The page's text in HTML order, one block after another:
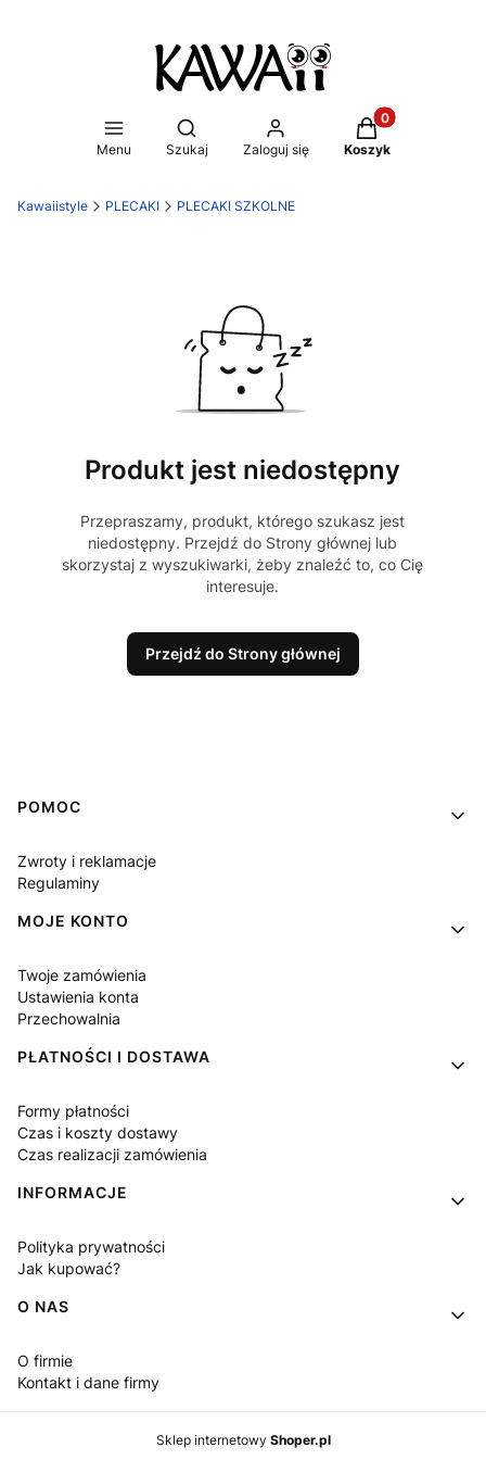
Menu
Otwórz wyszukiwarkę
Szukaj Zaloguj się
Produkty w
Koszyk
Kawaiistyle PLECAKI PLECAKI SZKOLNE
Produkt jest niedostępny
Przepraszamy, produkt, którego szukasz jest
niedostępny. Przejdź do Strony głównej lub
skorzystaj z wyszukiwarki, żeby znaleźć to, co Cię
interesuje.
Przejdź do Strony głównej
Linki w stopce
POMOC
Zwroty i reklamacje
Regulaminy
MOJE KONTO
Twoje zamówienia
Ustawienia konta
Przechowalnia
PŁATNOŚCI I DOSTAWA
Formy płatności
Czas i koszty dostawy
Czas realizacji zamówienia
INFORMACJE
Polityka prywatności
Jak kupować?
O NAS
O firmie
Kontakt i dane firmy
Sklep internetowy Shoper.pl